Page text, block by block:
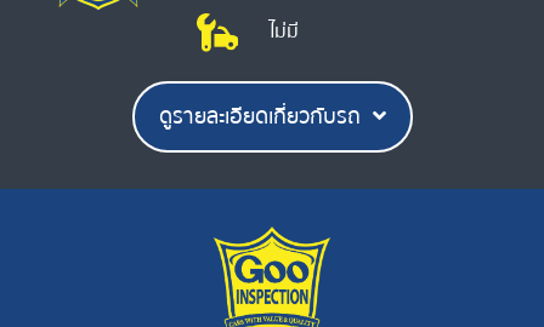
ไม่มี
ดูรายละเอียดเกี่ยวกับรถ